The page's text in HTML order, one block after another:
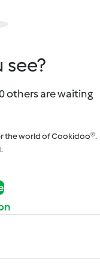
see?
others are waiting
the world of Cookidoo®.